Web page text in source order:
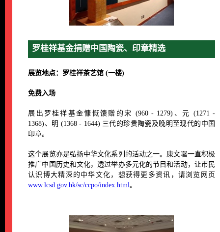
罗桂祥基金捐赠中国陶瓷、印章精选
展览地点：罗桂祥茶艺馆 (一楼)
免费入场
展出罗桂祥基金慷慨馈赠的宋 (960 - 1279)、元 (1271 -
1368)、明 (1368 - 1644) 三代的珍贵陶瓷及晚明至现代的中国
印章。
这个展览亦是弘扬中华文化系列的活动之一。康文署一直积极
推广中国历史和文化，透过举办多元化的节目和活动，让市民
认识博大精深的中华文化，想获得更多资讯，请浏览网页
www.lcsd.gov.hk/sc/ccpo/index.html。